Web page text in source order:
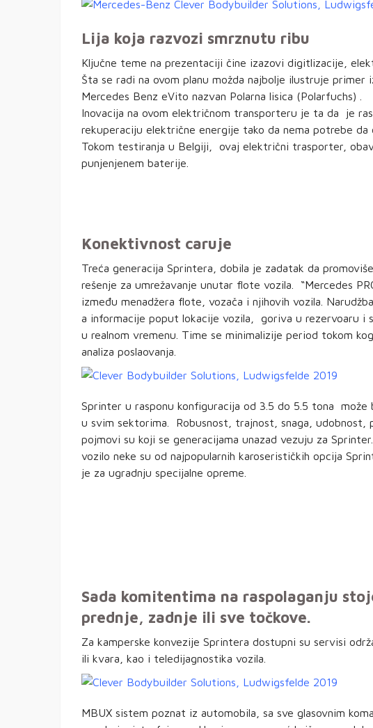
Lija koja razvozi smrznutu ribu
Ključne teme na prezentaciji čine izazovi digitlizacije,
Šta se radi na ovom planu možda najbolje ilustruje primer
Mercedes Benz eVito nazvan Polarna lisica (Polarfuchs) .
Inovacija na ovom električnom transporteru je ta da je
rekuperaciju električne energije tako da nema potrebe
Tokom testiranja u Belgiji, ovaj električni trasporter,
punjenjenem baterije.
Konektivnost caruje
Treća generacija Sprintera, dobila je zadatak da
rešenje za umrežavanje unutar flote vozila. “Mercedes
između menadžera flote, vozača i njihovih vozila.
a informacije poput lokacije vozila, goriva u rezervoaru i
u realnom vremenu. Time se minimalizije period tokom
analiza poslaovanja.
Sprinter u rasponu konfiguracija od 3.5 do 5.5 tona
u svim sektorima. Robusnost, trajnost, snaga, udobnost,
pojmovi su koji se generacijama unazad vezuju za
vozilo neke su od najpopularnih karoserističkih opcija
je za ugradnju specijalne opreme.
Sada komitentima na raspolaganju
prednje, zadnje ili sve točkove.
Za kamperske konvezije Sprintera dostupni su servisi
ili kvara, kao i teledijagnostika vozila.
MBUX sistem poznat iz automobila, sa sve glasovnim